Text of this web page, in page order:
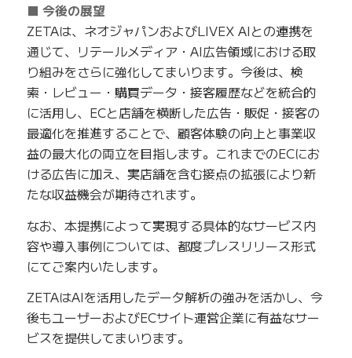
■ 今後の展望
ZETAは、ネオジャパンおよびLIVEX AIとの連携を
通じて、リテールメディア・AI広告領域における取
り組みをさらに強化してまいります。今後は、検
索・レビュー・購買データ・接客履歴などを統合的
に活用し、ECと店舗を横断した広告・販促・接客の
最適化を推進することで、顧客体験の向上と事業収
益の最大化の両立を目指します。これまでのECにお
ける広告に加え、実店舗を含む接点の拡張により新
たな収益機会が期待されます。
なお、本提携によって実現する具体的なサービス内
容や導入事例については、都度プレスリリース形式
にてご案内いたします。
ZETAはAIを活用したデータ解析の強みを活かし、今
後もユーザーおよびECサイト運営企業に有益なサー
ビスを提供してまいります。